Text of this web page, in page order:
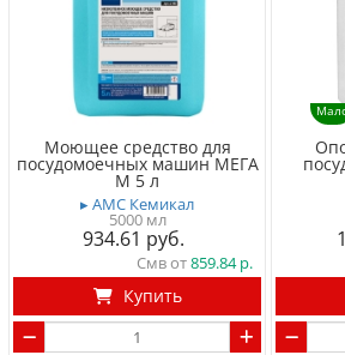
Моющее средство для
посудомоечных машин МЕГА
М 5 л
▸ АМС Кемикал
5000 мл
934.61
Смв от859.84
Купить